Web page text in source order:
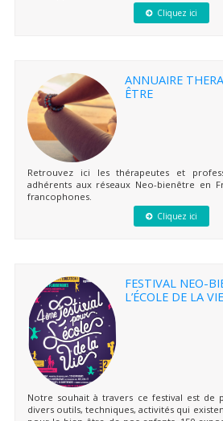
Cliquez ici
ANNUAIRE
ÊTRE
Retrouvez ici les thérapeutes et
adhérents aux réseaux Neo-bienêtre en
francophones.
Cliquez ici
FESTIVAL NEO-
L’ÉCOLE DE LA VIE
Notre souhait à travers ce festival est de
divers outils, techniques, activités qui